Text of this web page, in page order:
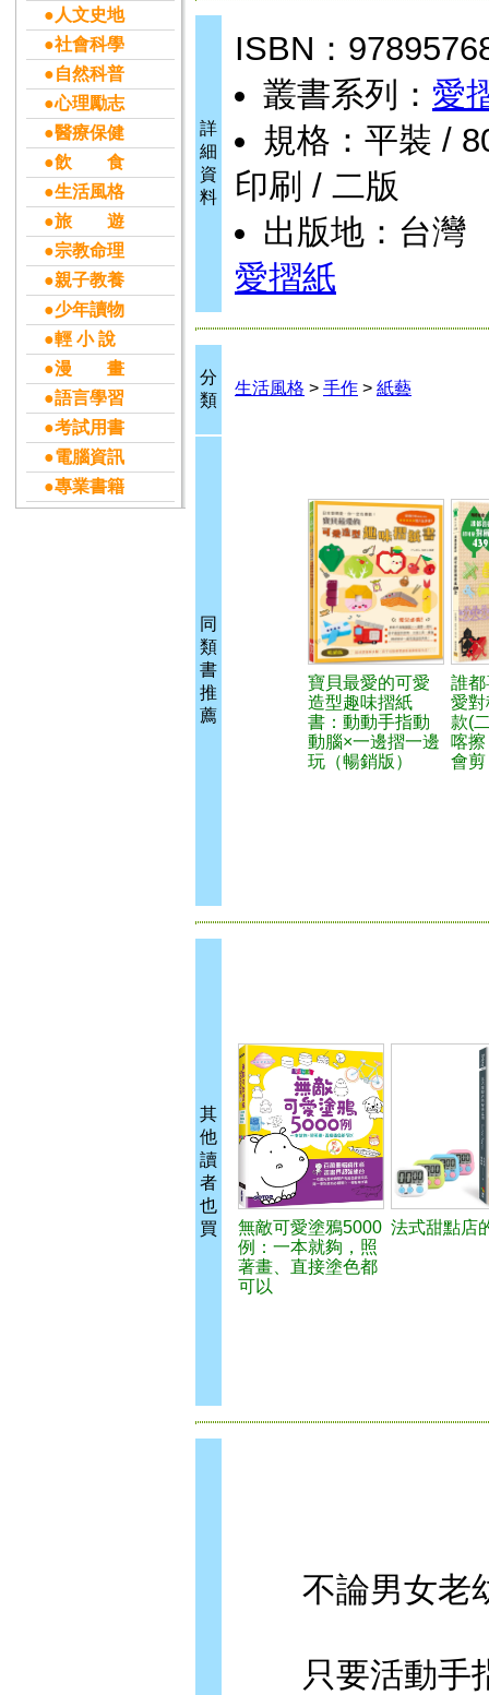
●人文史地
●社會科學
●自然科普
●心理勵志
●醫療保健
●飲 食
●生活風格
●旅 遊
●宗教命理
●親子教養
●少年讀物
●輕 小 說
●漫 畫
●語言學習
●考試用書
●電腦資訊
●專業書籍
詳
細
資
料
ISBN：
叢書系列： 愛
規格：平裝 /
印刷 / 二版
出版地：台灣
愛摺紙
分
類
生活風格 > 手作 > 紙藝
同
類
書
推
薦
寶貝最愛的可愛
造型趣味摺紙
書：動動手指動
動腦×一邊摺一邊
玩（暢銷版）
誰
愛
款(
喀
會剪
其
他
讀
者
也
買
無敵可愛塗鴉5000
例：一本就夠，照
著畫、直接塗色都
可以
法式甜點店
不論男女老幼
只要活動手指